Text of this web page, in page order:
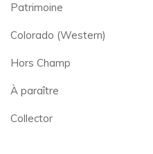
Patrimoine
Colorado (Western)
Hors Champ
À paraître
Collector